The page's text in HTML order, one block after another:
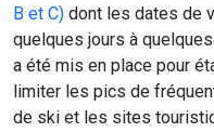
B et C) dont les dates de
quelques jours à
a été mis en place pour
limiter les pics de
de ski et les sites